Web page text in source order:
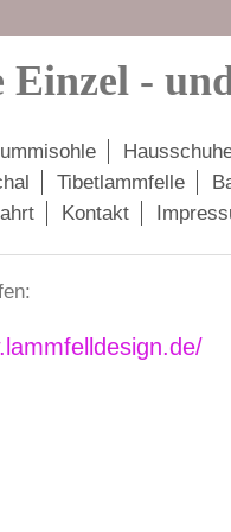
-
Tibetlammfelle
Kontakt